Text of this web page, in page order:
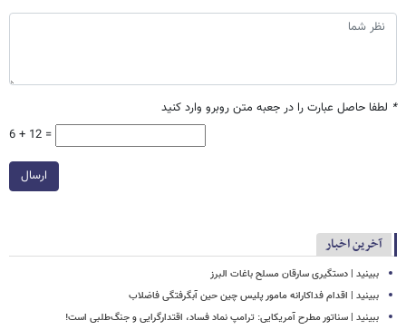
* لطفا حاصل عبارت را در جعبه متن روبرو وارد کنید
6 + 12 =
ارسال
آخرین اخبار
ببینید | دستگیری سارقان مسلح باغات البرز
ببینید | اقدام فداکارانه مامور پلیس چین حین آبگرفتگی فاضلاب
ببینید | سناتور مطرح آمریکایی: ترامپ نماد فساد، اقتدارگرایی و جنگ‌طلبی است!